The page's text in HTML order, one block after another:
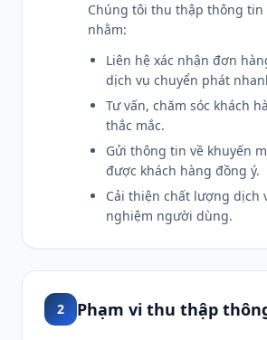
Chúng tôi thu thập thông tin
nhằm:
Liên hệ xác nhận đơn
dịch vụ chuyển phát
Tư vấn, chăm sóc khách
thắc mắc.
Gửi thông tin về khuyến
được khách hàng đồng ý.
Cải thiện chất lượng dịch
nghiệm người dùng.
2 Phạm vi thu thập